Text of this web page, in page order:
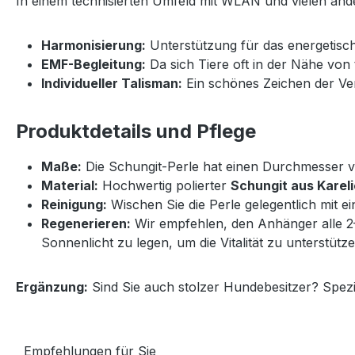
Harmonisierung: Unterstützung für das
EMF-Begleitung: Da sich Tiere oft in der Nähe
Individueller Talisman: Ein schönes Zeichen der
Produktdetails und Pflege
Maße: Die Schungit-Perle hat einen Durchmesser
Material: Hochwertig polierter Schungit aus
Reinigung: Wischen Sie die Perle gelegentlich mit
Regenerieren: Wir empfehlen, den Anhänger alle
Sonnenlicht zu legen, um die Vitalität zu
Ergänzung: Sind Sie auch stolzer Hundebesitzer?
Empfehlungen für Sie